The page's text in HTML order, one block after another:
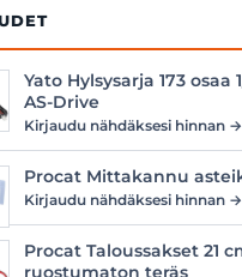
Yato Hylsysarja 173 osaa
AS-Drive
Kirjaudu nähdäksesi hinnan →
Procat Mittakannu
Kirjaudu nähdäksesi hinnan →
Procat Taloussakset 21
ruostumaton teräs